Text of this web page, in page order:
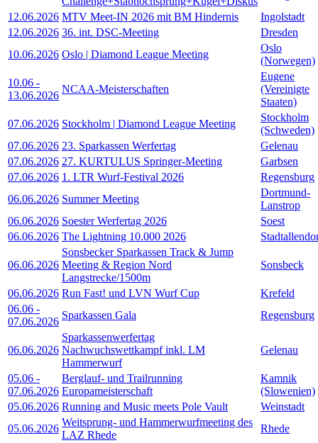
12.06.2026 MTV Meet-IN 2026 mit BM Hindernis
Ingolstadt
12.06.2026 36. int. DSC-Meeting
Dresden
10.06.2026 Oslo | Diamond League Meeting
Oslo
(Norwegen)
10.06 -
13.06.2026
NCAA-Meisterschaften
Eugene
(Vereinigte
Staaten)
07.06.2026 Stockholm | Diamond League Meeting
Stockholm
(Schweden)
07.06.2026 23. Sparkassen Werfertag
Gelenau
07.06.2026 27. KURTULUS Springer-Meeting
Garbsen
07.06.2026 1. LTR Wurf-Festival 2026
Regensburg
06.06.2026 Summer Meeting
Dortmund-
Lanstrop
06.06.2026 Soester Werfertag 2026
Soest
06.06.2026 The Lightning 10.000 2026
06.06.2026
Sonsbecker Sparkassen Track & Jump
Meeting & Region Nord
Langstrecke/1500m
Sonsbeck
06.06.2026 Run Fast! und LVN Wurf Cup
Krefeld
06.06 -
07.06.2026
Sparkassen Gala Regensburg
06.06.2026
Sparkassenwerfertag
Nachwuchswettkampf inkl. LM
Hammerwurf
Gelenau
05.06 -
07.06.2026
Berglauf- und Trailrunning
Europameisterschaft
Kamnik
(Slowenien)
05.06.2026 Running and Music meets Pole Vault
Weinstadt
05.06.2026
Weitsprung- und Hammerwurfmeeting des
LAZ Rhede
Rhede